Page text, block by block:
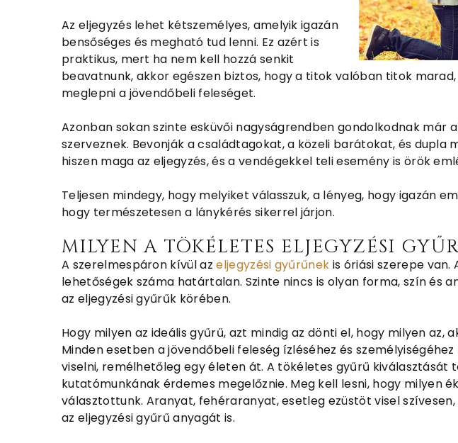
Az eljegyzés lehet kétszemélyes, amelyik igazán
bensőséges és megható tud lenni. Ez azért is
praktikus, mert ha nem kell hozzá senkit
beavatnunk, akkor egészen biztos, hogy a titok valóban titok
meglepni a jövendőbeli feleséget.
Azonban sokan szinte esküvői nagyságrendben gondolkodnak már
szerveznek. Bevonják a családtagokat, a közeli barátokat, és dupla
hiszen maga az eljegyzés, és a vendégekkel teli esemény is örök
Teljesen mindegy, hogy melyiket válasszuk, a lényeg, hogy igazán
hogy természetesen a lánykérés sikerrel járjon.
MILYEN A TÖKÉLETES ELJEGYZÉSI
A szerelmespáron kívül azeljegyzési gyűrűnek is óriási szerepe van.
lehetőségek száma határtalan. Szinte nincs is olyan forma, szín és
az eljegyzési gyűrűk körében.
Hogy milyen az ideális gyűrű, azt mindig az dönti el, hogy milyen az,
Minden esetben a jövendőbeli feleség ízléséhez és
viselni, remélhetőleg egy életen át. A tökéletes gyűrű kiválasztását
kutatómunkának érdemes megelőznie. Meg kell lesni, hogy milyen
választottunk. Aranyat, fehéraranyat, esetleg ezüstöt visel
az eljegyzési gyűrű anyagát is.